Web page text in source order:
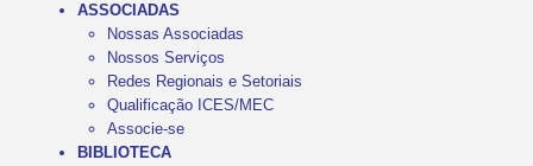
ASSOCIADAS
Nossas Associadas
Nossos Serviços
Redes Regionais e Setoriais
Qualificação ICES/MEC
Associe-se
BIBLIOTECA